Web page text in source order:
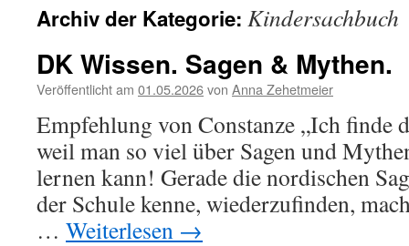
Archiv der Kategorie: Kindersachbuch
DK Wissen. Sagen & Mythen.
Veröffentlicht am 01.05.2026von Anna Zehetmeier
Empfehlung von Constanze „Ich finde
weil man so viel über Sagen und
lernen kann! Gerade die nordischen
der Schule kenne, wiederzufinden,
… Weiterlesen →